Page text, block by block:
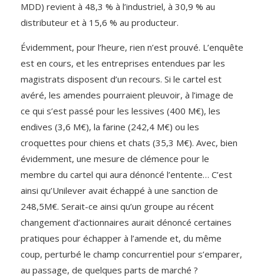
MDD) revient à 48,3 % à l’industriel, à 30,9 % au
distributeur et à 15,6 % au producteur.
Évidemment, pour l’heure, rien n’est prouvé. L’enquête
est en cours, et les entreprises entendues par les
magistrats disposent d’un recours. Si le cartel est
avéré, les amendes pourraient pleuvoir, à l’image de
ce qui s’est passé pour les lessives (400 M€), les
endives (3,6 M€), la farine (242,4 M€) ou les
croquettes pour chiens et chats (35,3 M€). Avec, bien
évidemment, une mesure de clémence pour le
membre du cartel qui aura dénoncé l’entente… C’est
ainsi qu’Unilever avait échappé à une sanction de
248,5M€. Serait-ce ainsi qu’un groupe au récent
changement d’actionnaires aurait dénoncé certaines
pratiques pour échapper à l’amende et, du même
coup, perturbé le champ concurrentiel pour s’emparer,
au passage, de quelques parts de marché ?